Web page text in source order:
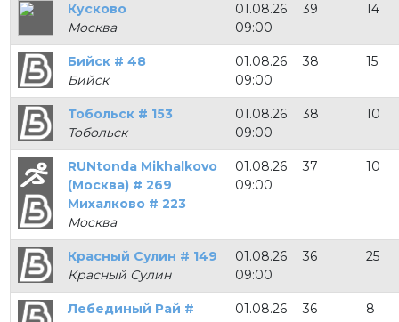
Кусково
Москва
01.08.26
09:00
39 14
Бийск # 48
Бийск
01.08.26
09:00
38 15
Тобольск # 153
Тобольск
01.08.26
09:00
38 10
RUNtonda Mikhalkovo
(Москва) # 269
Михалково # 223
Москва
01.08.26
09:00
37 10
Красный Сулин # 149
Красный Сулин
01.08.26
09:00
36 25
Лебединый Рай #
01.08.26
36 8